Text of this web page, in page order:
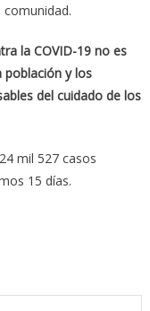
comunidad.
la COVID-19 no es
población y los
del cuidado de los
mil 527 casos
15 días.